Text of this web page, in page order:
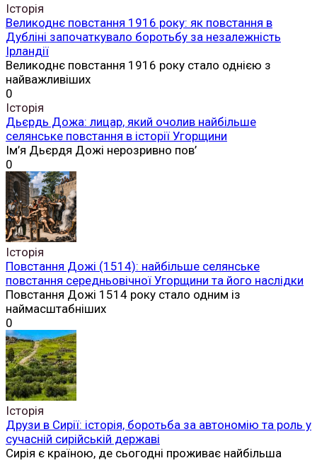
Історія
Великоднє повстання 1916 року: як повстання в
Дубліні започаткувало боротьбу за незалежність
Ірландії
Великоднє повстання 1916 року стало однією з
найважливіших
0
Історія
Дьєрдь Дожа: лицар, який очолив найбільше
селянське повстання в історії Угорщини
Ім’я Дьєрдя Дожі нерозривно пов’
0
Історія
Повстання Дожі (1514): найбільше селянське
повстання середньовічної Угорщини та його наслідки
Повстання Дожі 1514 року стало одним із
наймасштабніших
0
Історія
Друзи в Сирії: історія, боротьба за автономію та роль у
сучасній сирійській державі
Сирія є країною, де сьогодні проживає найбільша